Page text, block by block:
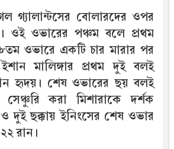
গ্যালান্টসের বোলারদের ওপর
ওই ওভারের পঞ্চম বলে প্রথম
ওভারে একটি চার মারার পর
মালিঙ্গার প্রথম দুই বলই
হৃদয়। শেষ ওভারের ছয় বলই
করা মিশারাকে দর্শক
ও দুই ছক্কায় ইনিংসের শেষ ওভার
রান।